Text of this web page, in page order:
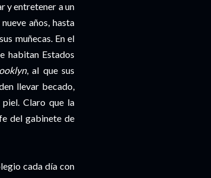
y entretener a un
años, hasta
muñecas. En el
habitan Estados
, al que sus
llevar becado,
Claro que la
del gabinete de
cada día con